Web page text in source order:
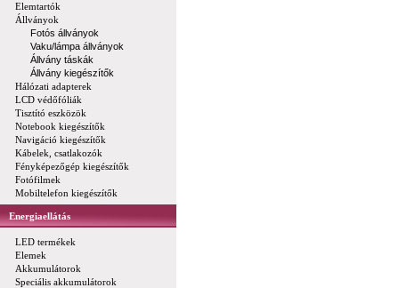
Elemtartók
Állványok
Fotós állványok
Vaku/lámpa állványok
Állvány táskák
Állvány kiegészítők
Hálózati adapterek
LCD védőfóliák
Tisztító eszközök
Notebook kiegészítők
Navigáció kiegészítők
Kábelek, csatlakozók
Fényképezőgép kiegészítők
Fotófilmek
Mobiltelefon kiegészítők
Energiaellátás
LED termékek
Elemek
Akkumulátorok
Speciális akkumulátorok